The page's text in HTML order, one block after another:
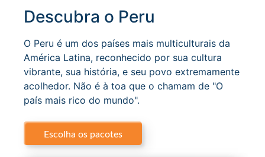
Descubra o Peru
O Peru é um dos países mais multiculturais da
América Latina, reconhecido por sua cultura
vibrante, sua história, e seu povo extremamente
acolhedor. Não é à toa que o chamam de "O
país mais rico do mundo".
Escolha os pacotes